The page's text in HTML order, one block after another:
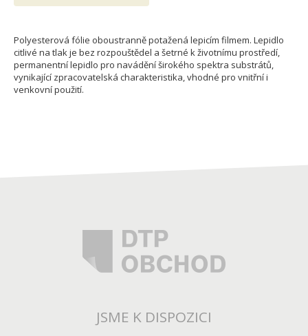
Polyesterová fólie oboustranně potažená lepicím filmem. Lepidlo
citlivé na tlak je bez rozpouštědel a šetrné k životnímu prostředí,
permanentní lepidlo pro navádění širokého spektra substrátů,
vynikající zpracovatelská charakteristika, vhodné pro vnitřní i
venkovní použití.
JSME K DISPOZICI